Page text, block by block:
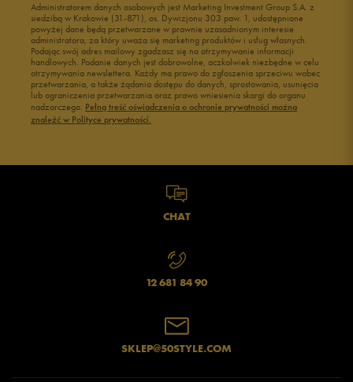
Administratorem danych osobowych jest Marketing Investment Group S.A. z
siedzibą w Krakowie (31-871), os. Dywizjonu 303 paw. 1, udostępnione
powyżej dane będą przetwarzane w prawnie uzasadnionym interesie
administratora, za który uważa się marketing produktów i usług własnych.
Podając swój adres mailowy zgadzasz się na otrzymywanie informacji
handlowych. Podanie danych jest dobrowolne, aczkolwiek niezbędne w celu
otrzymywania newslettera. Każdy ma prawo do zgłoszenia sprzeciwu wobec
przetwarzania, a także żądania dostępu do danych, sprostowania, usunięcia
lub ograniczenia przetwarzania oraz prawo wniesienia skargi do organu
nadzorczego. Pełną treść oświadczenia o ochronie prywatności można
znaleźć w Polityce prywatności.
CHAT
12 681 84 90
SKLEP@50STYLE.COM